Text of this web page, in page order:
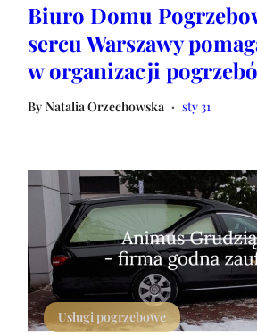
Biuro Domu
sercu Warszawy
w organizacji
By Natalia Orzechowska • sty 31
Usługi pogrzebowe